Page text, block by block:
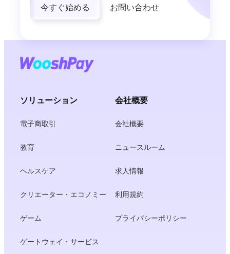
今すぐ始める お問い合わせ
ソリューション
電子商取引
教育
ヘルスケア
クリエーター・エコノミー
ゲーム
ゲートウェイ・サービス
会社概要
会社概要
ニュースルーム
求人情報
利用規約
プライバシーポリシー